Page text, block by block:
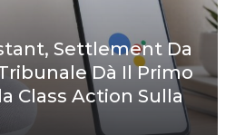
Settlement Da
Dà Il Primo
Class Action Sulla